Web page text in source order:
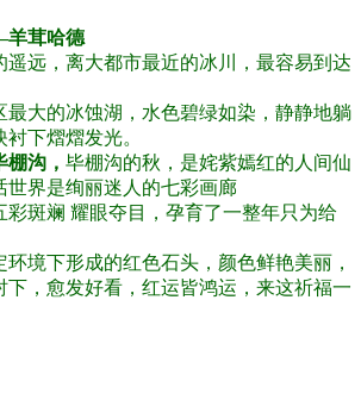
茸哈德
遥远，离大都市最近的冰川，最容易到达
最大的冰蚀湖，水色碧绿如染，静静地躺
下熠熠发光。
沟， 毕棚沟的秋，是姹紫嫣红的人间仙
世界是绚丽迷人的七彩画廊
彩斑斓 耀眼夺目，孕育了一整年只为给
环境下形成的红色石头，颜色鲜艳美丽，
下，愈发好看，红运皆鸿运，来这祈福一